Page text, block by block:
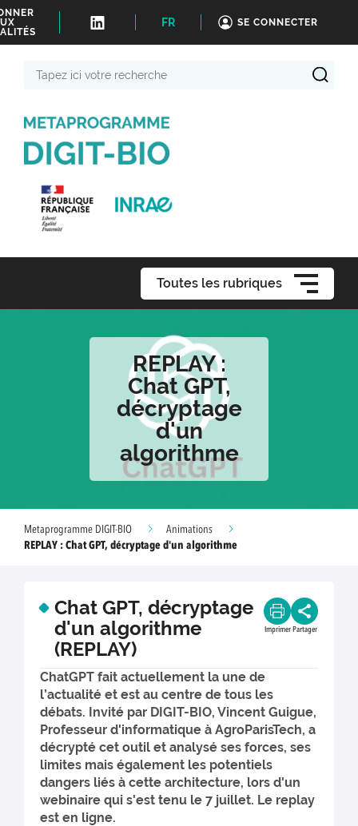
FR SE CONNECTER
Toutes les rubriques
REPLAY :
Chat GPT,
décryptage
d'un
algorithme
Metaprogramme DIGIT-BIO
Animations
REPLAY : Chat GPT, décryptage d'un algorithme
Chat GPT, décryptage
d'un algorithme
(REPLAY)
Imprimer Partager
ChatGPT fait actuellement la une de
l’actualité et est au centre de tous les
débats. Invité par DIGIT-BIO, Vincent Guigue,
Professeur d'informatique à AgroParisTech, a
décrypté cet outil et analysé ses forces, ses
limites mais également les potentiels
dangers liés à cette architecture, lors d'un
webinaire qui s'est tenu le 7 juillet. Le replay
est en ligne.